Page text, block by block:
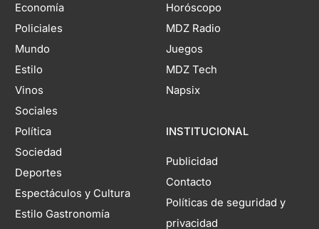
Economía
Policiales
Mundo
Estilo
Vinos
Sociales
Política
Sociedad
Deportes
Espectáculos y Cultura
Estilo Gastronomía
Horóscopo
MDZ Radio
Juegos
MDZ Tech
Napsix
INSTITUCIONAL
Publicidad
Contacto
Políticas de seguridad y
privacidad